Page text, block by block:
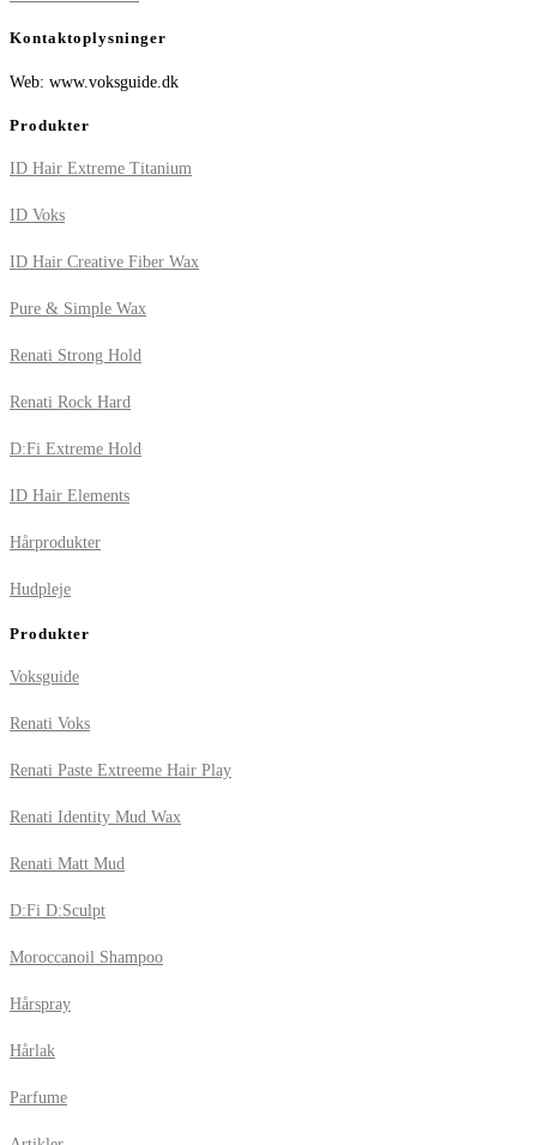
Kontaktoplysninger
Web: www.voksguide.dk
Produkter
ID Hair Extreme Titanium
ID Voks
ID Hair Creative Fiber Wax
Pure & Simple Wax
Renati Strong Hold
Renati Rock Hard
D:Fi Extreme Hold
ID Hair Elements
Hårprodukter
Hudpleje
Produkter
Voksguide
Renati Voks
Renati Paste Extreeme Hair Play
Renati Identity Mud Wax
Renati Matt Mud
D:Fi D:Sculpt
Moroccanoil Shampoo
Hårspray
Hårlak
Parfume